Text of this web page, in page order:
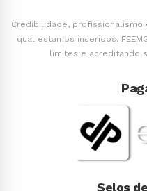
Credibilidade,
qual estamos inseridos.
limites e acreditando
Selos